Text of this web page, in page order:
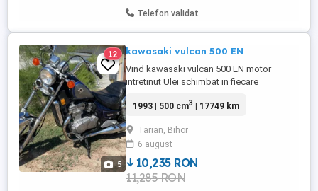
Telefon validat
5
12 kawasaki vulcan 500 EN
Vind kawasaki vulcan 500 EN motor
intretinut Ulei schimbat in fiecare
Carburator renoit Filtru de aer nou Pret in
vreau sa vind la cineva care o sa aiba grij
de ea Tel
1993 | 500 cm3 | 17749 km
Tarian, Bihor
6 august
10,235 RON
11,285 RON